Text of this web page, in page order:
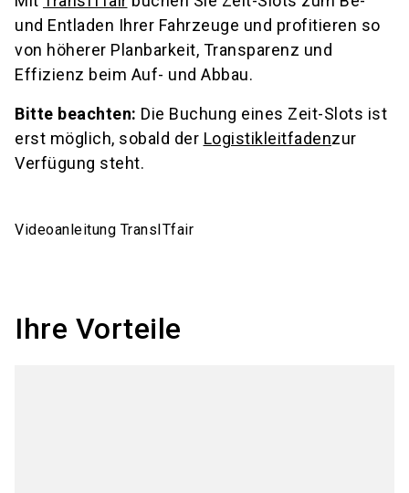
und Entladen Ihrer Fahrzeuge und profitieren so
von höherer Planbarkeit, Transparenz und
Effizienz beim Auf- und Abbau.
Bitte beachten: Die Buchung eines Zeit-Slots ist
erst möglich, sobald der Logistikleitfadenzur
Verfügung steht.
Videoanleitung TransITfair
Ihre Vorteile